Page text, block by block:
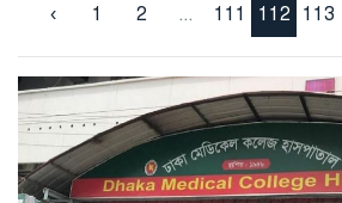
‹ 1 2 ... 111 112 113